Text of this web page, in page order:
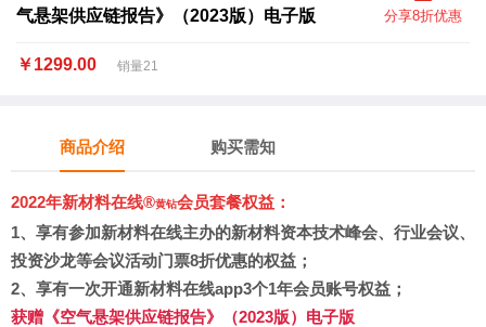
分享8折优惠
气悬架供应链报告》（2023版）电子版
￥1299.00 销量21
商品介绍 购买需知
2022年新材料在线®黄钻会员套餐权益：
1、 享有参加新材料在线主办的新材料资本技术峰会、行业会议、
投资沙龙等会议活动门票8折优惠的权益；
2、享有一次开通新材料在线app3个1年会员账号权益 ；
获赠 《空气悬架供应链报告》（2023版）电子版